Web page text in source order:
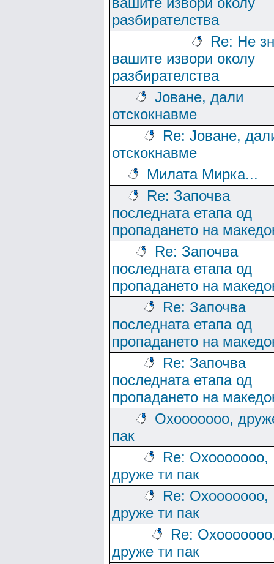
разбирателства
Re: Не
вашите извори околу
разбирателства
Јоване, дали
отскокнавме
Re: Јоване,
отскокнавме
Милата Мирка...
Re: Започва
последната етапа од
пропадането на
Re: Започва
последната етапа од
пропадането на
Re: Започва
последната етапа од
пропадането на
Re: Започва
последната етапа од
пропадането на
Охооооооо,
пак
Re: Охооооооо,
друже ти пак
Re: Охооооооо,
друже ти пак
Re:
друже ти пак